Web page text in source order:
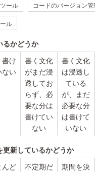
ール コードのバージョン
ル
るかどうか
け
ない
書く文化
がまだ浸
透してお
らず、必
要な分は
書けてい
ない
書く文化
は浸透し
ている
が、まだ
必要な分
は書けて
いない
更新しているかどうか
んど
不定期だ
期間を決